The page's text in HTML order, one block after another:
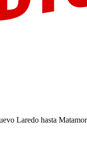
Laredo hasta Matamoros.